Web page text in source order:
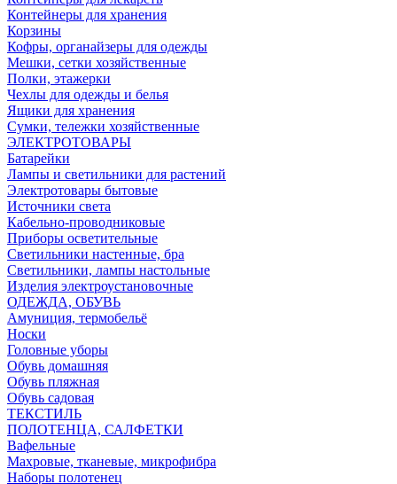
Контейнеры для хранения
Корзины
Кофры, органайзеры для одежды
Мешки, сетки хозяйственные
Полки, этажерки
Чехлы для одежды и белья
Ящики для хранения
Сумки, тележки хозяйственные
ЭЛЕКТРОТОВАРЫ
Батарейки
Лампы и светильники для растений
Электротовары бытовые
Источники света
Кабельно-проводниковые
Приборы осветительные
Светильники настенные, бра
Светильники, лампы настольные
Изделия электроустановочные
ОДЕЖДА, ОБУВЬ
Амуниция, термобельё
Носки
Головные уборы
Обувь домашняя
Обувь пляжная
Обувь садовая
ТЕКСТИЛЬ
ПОЛОТЕНЦА, САЛФЕТКИ
Вафельные
Махровые, тканевые, микрофибра
Наборы полотенец